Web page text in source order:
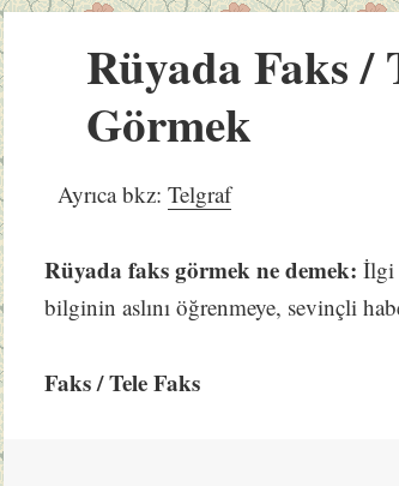
Rüyada Faks /
Görmek
Ayrıca bkz:Telgraf
Rüyada faks görmek ne demek:İlgi
bilginin aslını öğrenmeye, sevinçli
Faks / Tele Faks